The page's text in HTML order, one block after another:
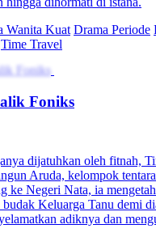
Nona Kaya
memaksa menantu
delapan jenis ramuan
Rasa yang aneh dari
menyebabkan munculnya
memiliki kondisi fisik
normal. Dokter
dengan tegas menolak.
Wanita Kuat Romansa
Serangan balik